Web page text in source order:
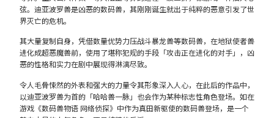
弦。迪亚波罗兽是凶恶的数码兽，其刚刚诞生就出于纯粹的恶意引发了世
界灭亡的危机。
其大量复制自身，凭借数量优势力压战斗暴龙兽等数码兽，在地狱使者兽
进化成超恶魔兽前，使用了堪称犯规的手段「攻击正在进化的对手」，凶
恶的性格和实力在剧中展现得淋漓尽致。
令人毛骨悚然的外表和强大的力量令其形象深入人心，在此后的作品中，
以迪亚波罗兽为首的「哈哈兽一脉」也会作为某种标志性角色登场。如在
游戏《数码兽物语 网络侦探》中作为真田新驱使的数码兽登场，是一个